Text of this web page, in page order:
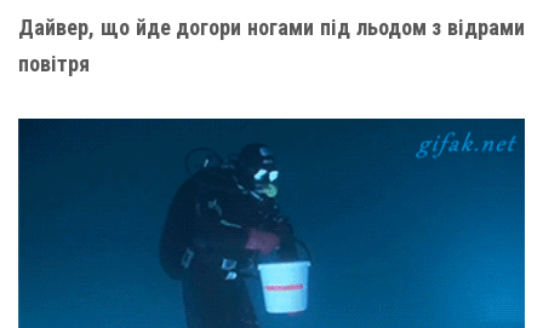
Дайвер, що йде догори ногами під льодом з відрами
повітря